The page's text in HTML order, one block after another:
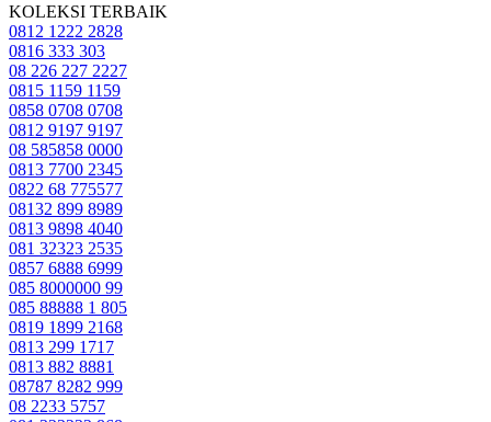
KOLEKSI TERBAIK
0812 1222 2828
0816 333 303
08 226 227 2227
0815 1159 1159
0858 0708 0708
0812 9197 9197
08 585858 0000
0813 7700 2345
0822 68 775577
08132 899 8989
0813 9898 4040
081 32323 2535
0857 6888 6999
085 8000000 99
085 88888 1 805
0819 1899 2168
0813 299 1717
0813 882 8881
08787 8282 999
08 2233 5757